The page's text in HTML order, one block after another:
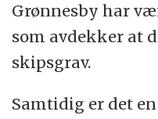
Grønnesby har
som avdekker at
skipsgrav.
Samtidig er det